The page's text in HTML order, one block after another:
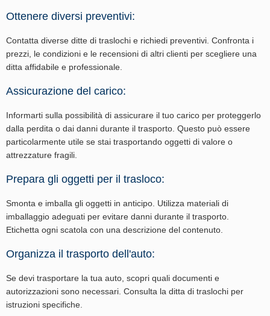
Ottenere diversi preventivi:
Contatta diverse ditte di traslochi e richiedi preventivi. Confronta i
prezzi, le condizioni e le recensioni di altri clienti per scegliere una
ditta affidabile e professionale.
Assicurazione del carico:
Informarti sulla possibilità di assicurare il tuo carico per proteggerlo
dalla perdita o dai danni durante il trasporto. Questo può essere
particolarmente utile se stai trasportando oggetti di valore o
attrezzature fragili.
Prepara gli oggetti per il trasloco:
Smonta e imballa gli oggetti in anticipo. Utilizza materiali di
imballaggio adeguati per evitare danni durante il trasporto.
Etichetta ogni scatola con una descrizione del contenuto.
Organizza il trasporto dell'auto:
Se devi trasportare la tua auto, scopri quali documenti e
autorizzazioni sono necessari. Consulta la ditta di traslochi per
istruzioni specifiche.